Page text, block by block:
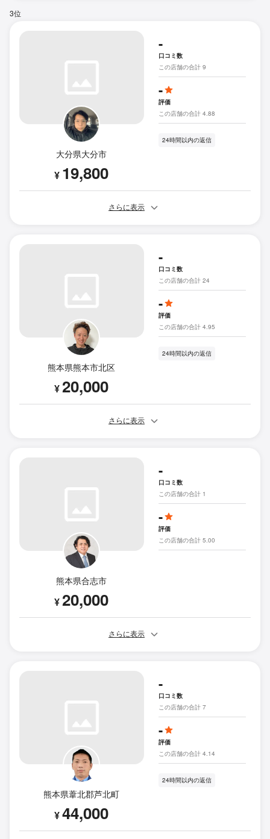
3位
大分県大分市
¥ 19,800
-
口コミ数
この店舗の合計 9
-
評価
この店舗の合計 4.88
24時間以内の返信
さらに表示
熊本県熊本市北区
¥20,000
-
口コミ数
この店舗の合計 24
-
評価
この店舗の合計 4.95
24時間以内の返信
さらに表示
熊本県合志市
¥20,000
-
口コミ数
この店舗の合計 1
-
評価
この店舗の合計 5.00
さらに表示
熊本県葦北郡芦北町
¥44,000
-
口コミ数
この店舗の合計 7
-
評価
この店舗の合計 4.14
24時間以内の返信